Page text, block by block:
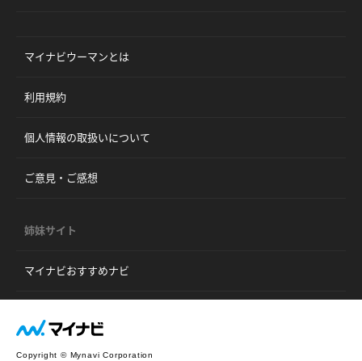
マイナビウーマンとは
利用規約
個人情報の取扱いについて
ご意見・ご感想
姉妹サイト
マイナビおすすめナビ
Copyright © Mynavi Corporation